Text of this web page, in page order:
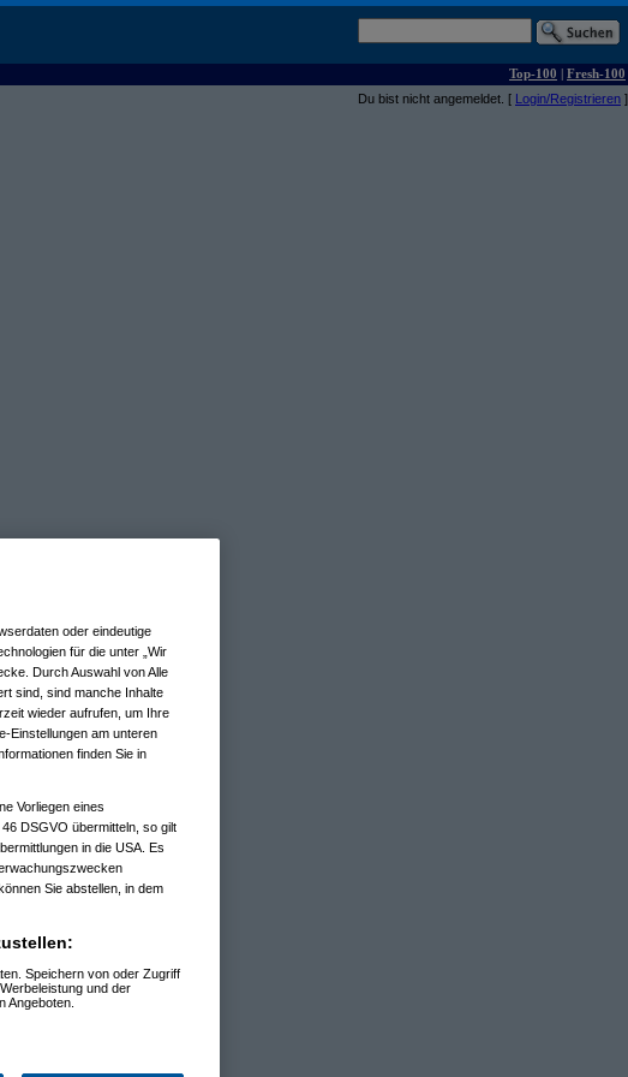
Top-100 | Fresh-100
Du bist nicht angemeldet. [ Login/Registrieren ]
oder eindeutige
für die unter „Wir
Durch Auswahl von Alle
sind, sind manche Inhalte
wieder aufrufen, um Ihre
Einstellungen am unteren
finden Sie in
Vorliegen eines
DSGVO übermitteln, so gilt
in die USA. Es
Sie abstellen, in dem
Speichern von oder Zugriff
und der
Angeboten.